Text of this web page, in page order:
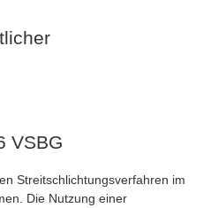
VSBG
Streitschlichtungsverfahren im
Die Nutzung einer